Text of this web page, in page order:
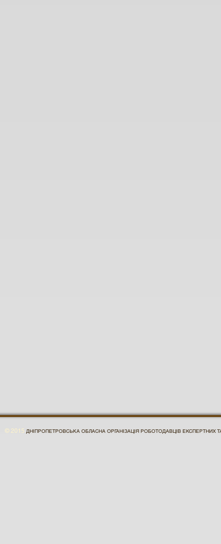
© 2015 ДНІПРОПЕТРОВСЬКА ОБЛАСНА ОРГАНІЗАЦІЯ РОБОТОДАВЦІВ ЕКСПЕРТНИХ